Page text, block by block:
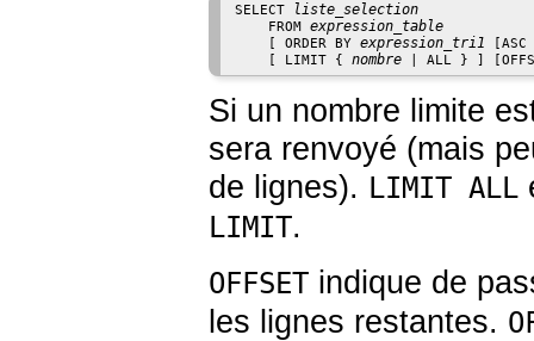
SELECT liste_selection
    FROM
expression_table
ORDER BY expression_tri1
LIMIT { nombre | ALL }
Si un nombre limite
sera renvoyé (mais
de lignes). LIMIT ALL
LIMIT.
OFFSET indique de
les lignes restantes.